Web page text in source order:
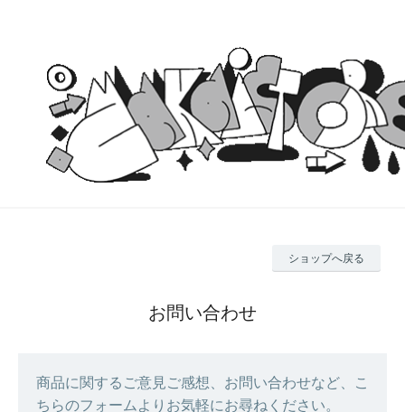
ショップへ戻る
お問い合わせ
商品に関するご意見ご感想、お問い合わせなど、こ
ちらのフォームよりお気軽にお尋ねください。